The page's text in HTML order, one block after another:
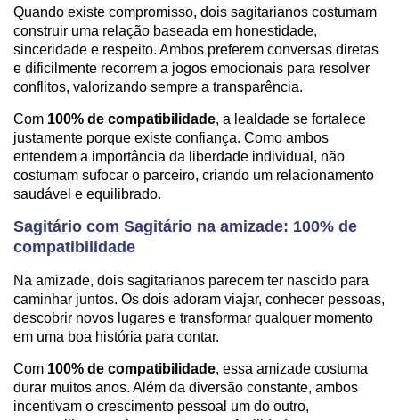
Quando existe compromisso, dois sagitarianos costumam
construir uma relação baseada em honestidade,
sinceridade e respeito. Ambos preferem conversas diretas
e dificilmente recorrem a jogos emocionais para resolver
conflitos, valorizando sempre a transparência.
Com 100% de compatibilidade, a lealdade se fortalece
justamente porque existe confiança. Como ambos
entendem a importância da liberdade individual, não
costumam sufocar o parceiro, criando um relacionamento
saudável e equilibrado.
Sagitário com Sagitário na amizade: 100% de
compatibilidade
Na amizade, dois sagitarianos parecem ter nascido para
caminhar juntos. Os dois adoram viajar, conhecer pessoas,
descobrir novos lugares e transformar qualquer momento
em uma boa história para contar.
Com 100% de compatibilidade, essa amizade costuma
durar muitos anos. Além da diversão constante, ambos
incentivam o crescimento pessoal um do outro,